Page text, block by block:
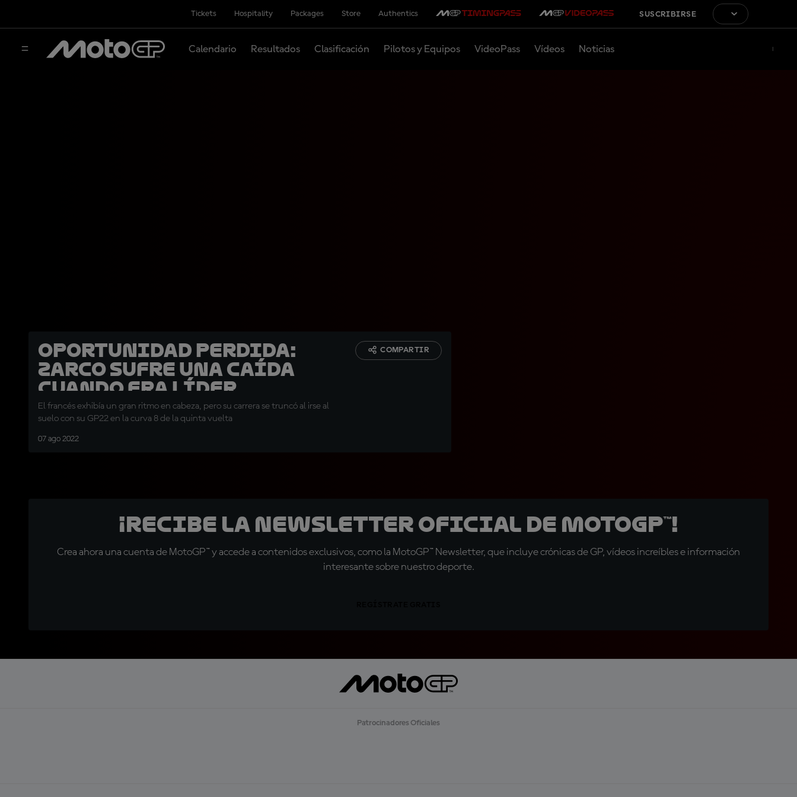
Tickets Hospitality Packages Store Authentics SUSCRIBIRSE
Calendario Resultados Clasificación Pilotos y Equipos VideoPass Vídeos Noticias
Oportunidad perdida:
Zarco sufre una caída
cuando era líder
El francés exhibía un gran ritmo en cabeza, pero su carrera se truncó al irse al
suelo con su GP22 en la curva 8 de la quinta vuelta
07 ago 2022
COMPARTIR
¡Recibe la Newsletter oficial de MotoGP™!
Crea ahora una cuenta de MotoGP™ y accede a contenidos exclusivos, como la MotoGP™ Newsletter, que incluye crónicas de GP, vídeos increíbles e información
interesante sobre nuestro deporte.
Patrocinadores Oficiales